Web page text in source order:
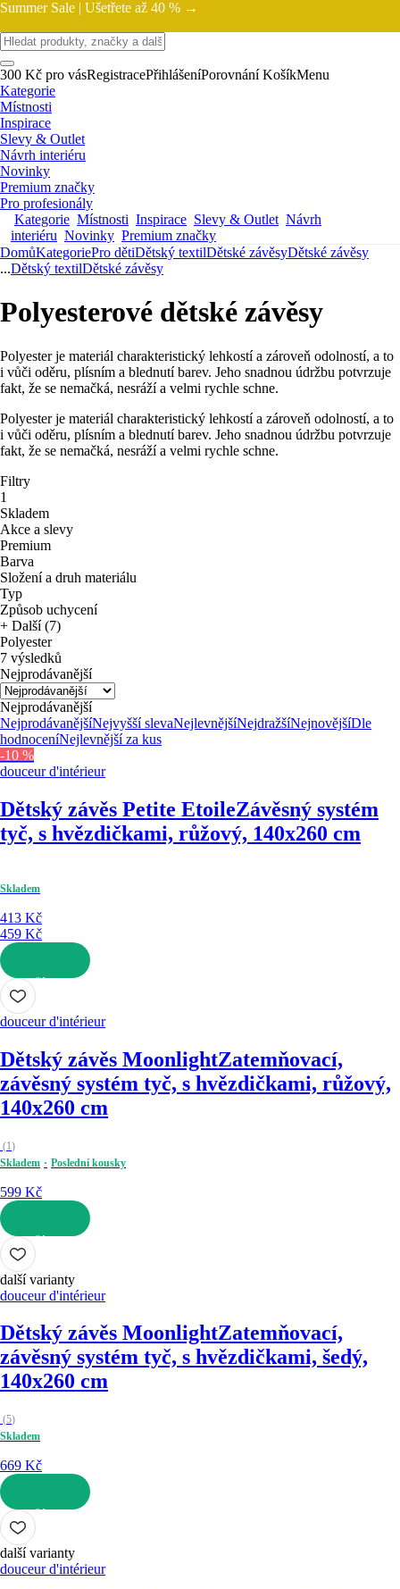
Summer Sale | Ušetřete až 40 % →
300 Kč pro vásRegistracePřihlášeníPorovnání KošíkMenu
Kategorie
Místnosti
Inspirace
Slevy & Outlet
Návrh interiéru
Novinky
Premium značky
Pro profesionály
Kategorie Místnosti Inspirace Slevy & Outlet Návrh
interiéru Novinky Premium značky
DomůKategoriePro dětiDětský textilDětské závěsyDětské závěsy
...Dětský textilDětské závěsy
Polyesterové dětské závěsy
Polyester je materiál charakteristický lehkostí a zároveň odolností, a to
i vůči oděru, plísním a blednutí barev. Jeho snadnou údržbu potvrzuje
fakt, že se nemačká, nesráží a velmi rychle schne.
Polyester je materiál charakteristický lehkostí a zároveň odolností, a to
i vůči oděru, plísním a blednutí barev. Jeho snadnou údržbu potvrzuje
fakt, že se nemačká, nesráží a velmi rychle schne.
Filtry
1
Skladem
Akce a slevy
Premium
Barva
Složení a druh materiálu
Typ
Způsob uchycení
+ Další (7)
Polyester
7 výsledků
Nejprodávanější
Nejprodávanější
NejprodávanějšíNejvyšší slevaNejlevnějšíNejdražšíNejnovějšíDle
hodnoceníNejlevnější za kus
-10 %
douceur d'intérieur
Dětský závěs Petite EtoileZávěsný systém
tyč, s hvězdičkami, růžový, 140x260 cm
Skladem
413 Kč
459 Kč
DO KOŠÍKU
douceur d'intérieur
Dětský závěs MoonlightZatemňovací,
závěsný systém tyč, s hvězdičkami, růžový,
140x260 cm
(1)
Skladem
Poslední kousky
599 Kč
DO KOŠÍKU
další varianty
douceur d'intérieur
Dětský závěs MoonlightZatemňovací,
závěsný systém tyč, s hvězdičkami, šedý,
140x260 cm
(5)
Skladem
669 Kč
DO KOŠÍKU
další varianty
douceur d'intérieur